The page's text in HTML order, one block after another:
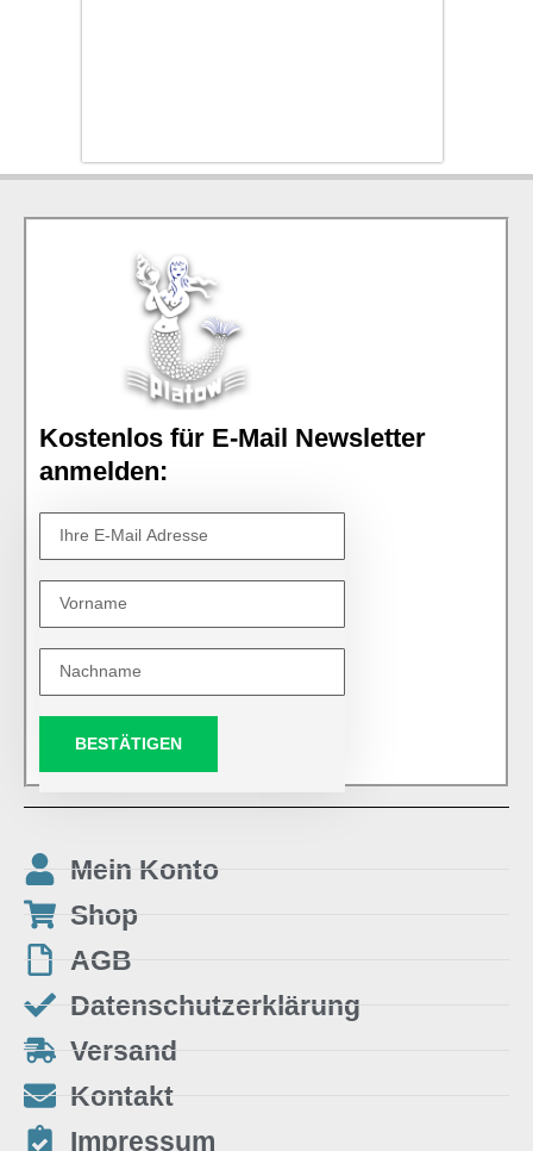
Kostenlos für E-Mail Newsletter
anmelden:
BESTÄTIGEN
Mein Konto
Shop
AGB
Datenschutzerklärung
Versand
Kontakt
Impressum